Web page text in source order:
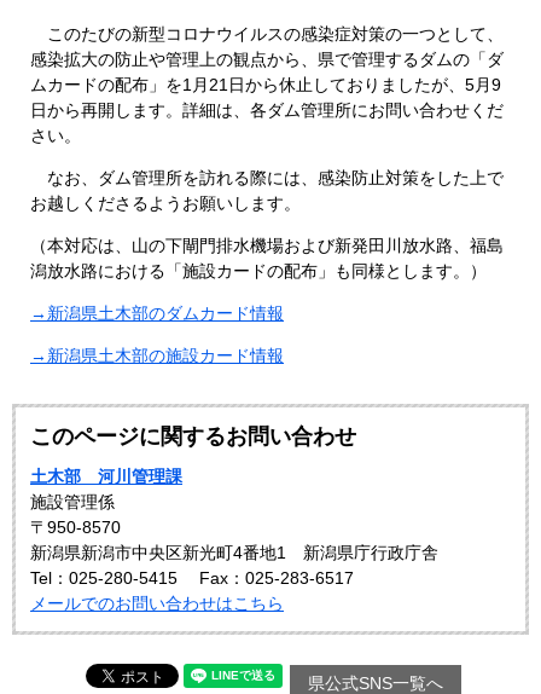
このたびの新型コロナウイルスの感染症対策の一つとして、
感染拡大の防止や管理上の観点から、県で管理するダムの「ダ
ムカードの配布」を1月21日から休止しておりましたが、5月9
日から再開します。詳細は、各ダム管理所にお問い合わせくだ
さい。
なお、ダム管理所を訪れる際には、感染防止対策をした上で
お越しくださるようお願いします。
（本対応は、山の下閘門排水機場および新発田川放水路、福島
潟放水路における「施設カードの配布」も同様とします。）
→新潟県土木部のダムカード情報
→新潟県土木部の施設カード情報
このページに関するお問い合わせ
土木部 河川管理課
施設管理係
〒950-8570
新潟県新潟市中央区新光町4番地1 新潟県庁行政庁舎
Tel：025-280-5415
Fax：025-283-6517
メールでのお問い合わせはこちら
県公式SNS一覧へ